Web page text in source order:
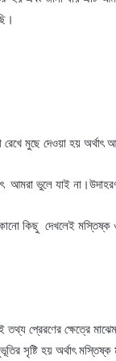
রেখে মুছে দেওয়া হয়
আমরা ভুলে যাই
কিছু দেখলেই
প্রেরণের ক্ষেত্রে
সৃষ্টি হয় অর্থাৎ মস্তিষ্ক